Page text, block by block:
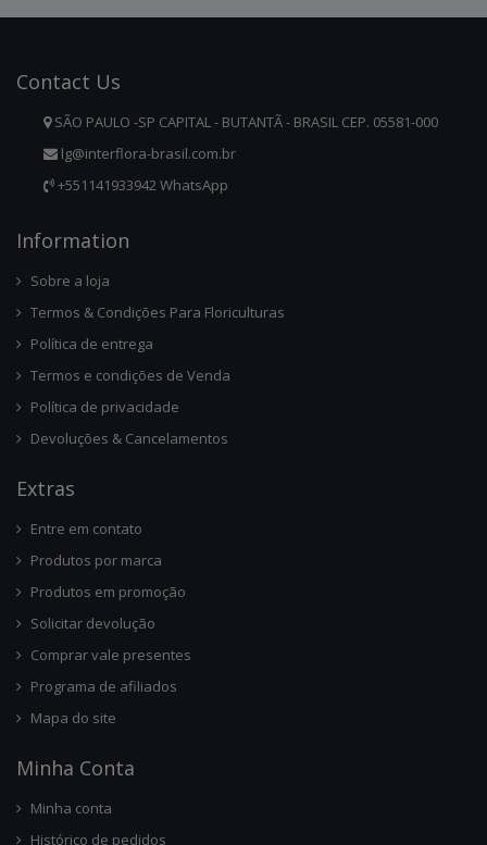
Contact Us
SÃO PAULO -SP CAPITAL - BUTANTÃ - BRASIL CEP. 05581-000
lg@interflora-brasil.com.br
+551141933942 WhatsApp
InforMation
Sobre a loja
Termos & Condições Para Floriculturas
Política de entrega
Termos e condições de Venda
Política de privacidade
Devoluções & Cancelamentos
ExtRas
Entre em contato
Produtos por marca
Produtos em promoção
Solicitar devolução
Comprar vale presentes
Programa de afiliados
Mapa do site
Minha Conta
Minha conta
Histórico de pedidos